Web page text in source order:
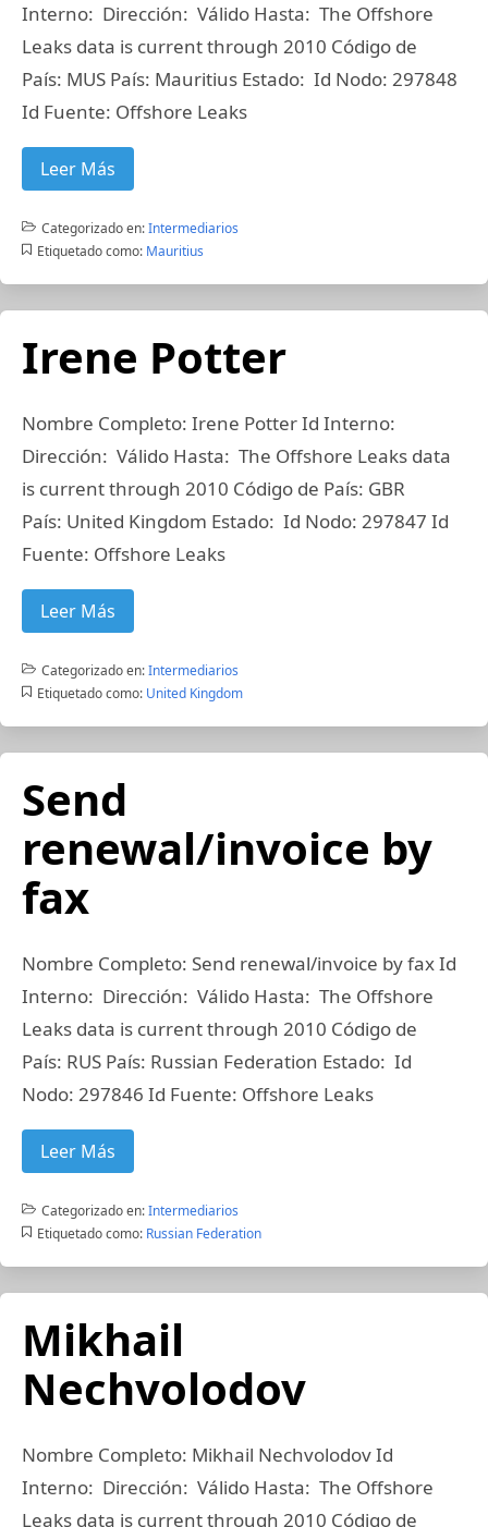
Interno: Dirección: Válido Hasta: The Offshore
Leaks data is current through 2010 Código de
País: MUS País: Mauritius Estado: Id Nodo: 297848
Id Fuente: Offshore Leaks
Leer Más
Categorizado en:Intermediarios
Etiquetado como: Mauritius
Irene Potter
Nombre Completo: Irene Potter Id Interno:
Dirección: Válido Hasta: The Offshore Leaks data
is current through 2010 Código de País: GBR
País: United Kingdom Estado: Id Nodo: 297847 Id
Fuente: Offshore Leaks
Leer Más
Categorizado en:Intermediarios
Etiquetado como: United Kingdom
Send
renewal/invoice by
fax
Nombre Completo: Send renewal/invoice by fax Id
Interno: Dirección: Válido Hasta: The Offshore
Leaks data is current through 2010 Código de
País: RUS País: Russian Federation Estado: Id
Nodo: 297846 Id Fuente: Offshore Leaks
Leer Más
Categorizado en:Intermediarios
Etiquetado como: Russian Federation
Mikhail
Nechvolodov
Nombre Completo: Mikhail Nechvolodov Id
Interno: Dirección: Válido Hasta: The Offshore
Leaks data is current through 2010 Código de